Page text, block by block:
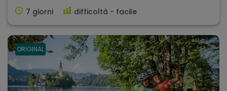
7 giorni difficoltà - facile
ORIGINAL